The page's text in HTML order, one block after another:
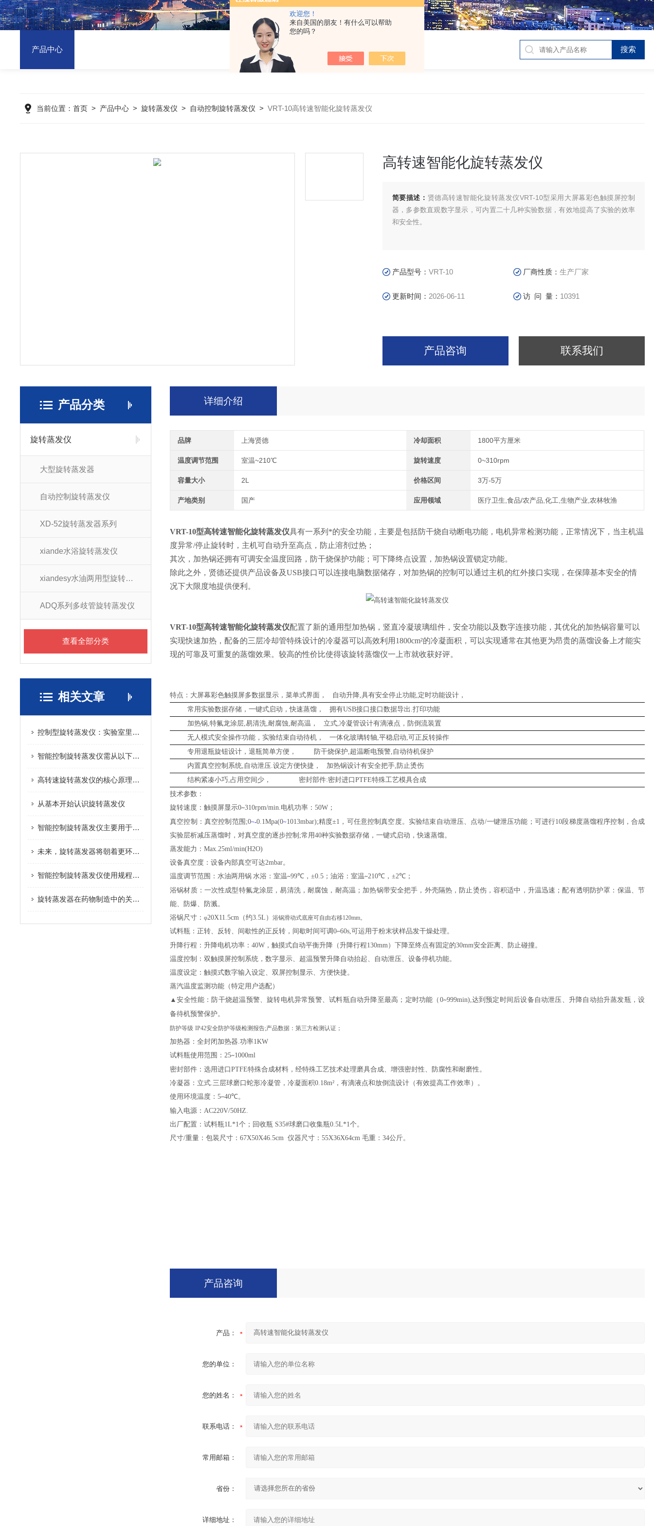
欢迎您！
来自美国的朋友！有什么可以帮助
您的吗？
产品中心
当前位置： 首页> 产品中心> 旋转蒸发仪 > 自动控制旋转蒸发仪 > VRT-10高转速智能化旋转蒸发仪
高转速智能化旋转蒸发仪
简要描述： 贤德高转速智能化旋转蒸发仪VRT-10型采用大屏幕彩色触摸屏控制
器，多参数直观数字显示，可内置二十几种实验数据，有效地提高了实验的效率
和安全性。
产品型号： VRT-10 厂商性质：生产厂家
更新时间： 2026-06-11 访 问 量： 10391
产品咨询 联系我们
产品分类
旋转蒸发仪
大型旋转蒸发器
自动控制旋转蒸发仪
XD-52旋转蒸发器系列
xiande水浴旋转蒸发仪
xiandesy水油两用型旋转蒸发仪系列
ADQ系列多歧管旋转蒸发仪
查看全部分类
相关文章
控制型旋转蒸发仪：实验室里的“精准浓缩师”
智能控制旋转蒸发仪需从以下三个维度进行选型！
高转速旋转蒸发仪的核心原理基于离心运动与蒸发现象
从基本开始认识旋转蒸发仪
智能控制旋转蒸发仪主要用于液体溶剂的蒸发和浓缩
未来，旋转蒸发器将朝着更环保、更智能的方向发展
智能控制旋转蒸发仪使用规程要点解析
旋转蒸发器在药物制造中的关键作用与发展趋势
详细介绍
品牌 上海贤德 冷却面积 1800平方厘米
温度调节范围 室温~210℃ 旋转速度 0~310rpm
容量大小 2L 价格区间 3万-5万
产地类别 国产 应用领域 医疗卫生,食品/农产品,化工,生物产业,农林牧渔
VRT-10型高转速智能化旋转蒸发仪具有一系列*的安全功能，主要是包括防干烧自动断电功能，电机异常检测功能，正常情况下，当主机温
度异常/停止旋转时，主机可自动升至高点，防止溶剂过热；
其次，加热锅还拥有可调安全温度回路，防干烧保护功能；可下降终点设置，加热锅设置锁定功能。
除此之外，贤德还提供产品设备及USB接口可以连接电脑数据储存，对加热锅的控制可以通过主机的红外接口实现，在保障基本安全的情
况下大限度地提供便利。
VRT-10型高转速智能化旋转蒸发仪配置了新的通用型加热锅，竖直冷凝玻璃组件，安全功能以及数字连接功能，其优化的加热锅容量可以
实现快速加热，配备的三层冷却管特殊设计的冷凝器可以高效利用1800cm²的冷凝面积，可以实现通常在其他更为昂贵的蒸馏设备上才能实
现的可靠及可重复的蒸馏效果。较高的性价比使得该旋转蒸馏仪一上市就收获好评。
特点：大屏幕彩色触摸屏多数据显示，菜单式界面， 自动升降,具有安全停止功能,定时功能设计，
常用实验数据存储，一键式启动，快速蒸馏，
拥有USB接口接口数据导出.打印功能
加热锅,特氟龙涂层,易清洗,耐腐蚀,耐高温， 立式,冷凝管设计有滴液点，防倒流装置
无人模式安全操作功能，实验结束自动待机，
一体化玻璃转轴,平稳启动,可正反转操作
专用退瓶旋钮设计，退瓶简单方便，
防干烧保护,超温断电预警,自动待机保护
内置真空控制系统,自动泄压.设定方便快捷， 加热锅设计有安全把手,防止烫伤
结构紧凑小巧,占用空间少， 密封部件:密封进口PTFE特殊工艺模具合成
技术参数：
旋转速度：触摸屏显示0~310rpm/min.电机功率：50W；
真空控制 ： 真空控制范围 ;0~-0.1Mpa(0~1013mbar);精度±1，可任意控制真空度。实验结束自动泄压、点动/一键泄压功能；可进行10段梯度蒸馏程序控制，合成
实验层析减压蒸馏时，对真空度的逐步控制;常用40种实验数据存储，一键式启动，快速蒸馏。
蒸发能力：Max.25ml/min(H2O)
设备真空度：设备内部真空可达2mbar。
温度调节范围：水油两用锅 水浴：室温~99℃，±0.5；油浴：室温~210℃，±2℃ ；
浴锅材质：一次性成型特氟龙涂层，易清洗，耐腐蚀，耐高温；加热锅带安全把手，外壳隔热，防止烫伤，容积适中，升温迅速；配有透明防护罩：保温、节
能、防爆、防溅。
浴锅尺寸：φ20Χ11.5cm（约3.5L）浴锅滑动式底座可自由右移120mm。
试料瓶：正转、反转、间歇性的正反转，间歇时间可调0~60s,可运用于粉末状样品发干燥处理。
升降行程：升降电机功率：40W，触摸式自动平衡升降（升降行程130mm）下降至终点有固定的30mm安全距离、防止碰撞。
温度控制：双触摸屏控制系统，数字显示、超温预警升降自动抬起、自动泄压、设备停机功能。
温度设定：触摸式数字输入设定、双屏控制显示、方便快捷。
蒸汽温度监测功能 （特定用户选配）
▲安全性能：防干烧超温预警、旋转电机异常预警、试料瓶自动升降至最高；定时功能（ 0~999min),达到预定时间后设备自动泄压、升降自动抬升蒸发瓶，设
备待机预警保护。
防护等级 IP42安全防护等级检测报告;产品数据：第三方检测认证；
加热器：全封闭加热器.功率1KW
试料瓶使用范围：25~1000ml
密封部件：选用进口PTFE特殊合成材料，经特殊工艺技术处理磨具合成、增强密封性、防腐性和耐磨性。
冷凝器：立式.三层球磨口蛇形冷凝管，冷凝面积0.18m² ，有滴液点和放倒流设计（有效提高工作效率）。
使用环境温度：5~40℃。
输入电源：AC220V/50HZ.
出厂配置：试料瓶1L*1个；回收瓶 S35#球磨口收集瓶0.5L*1个。
尺寸/重量：包装尺寸：67X50X46.5cm 仪器尺寸：55X36X64cm 毛重：34公斤。
产品咨询
产品：
您的单位：
您的姓名：
联系电话：
常用邮箱：
省份：
详细地址：